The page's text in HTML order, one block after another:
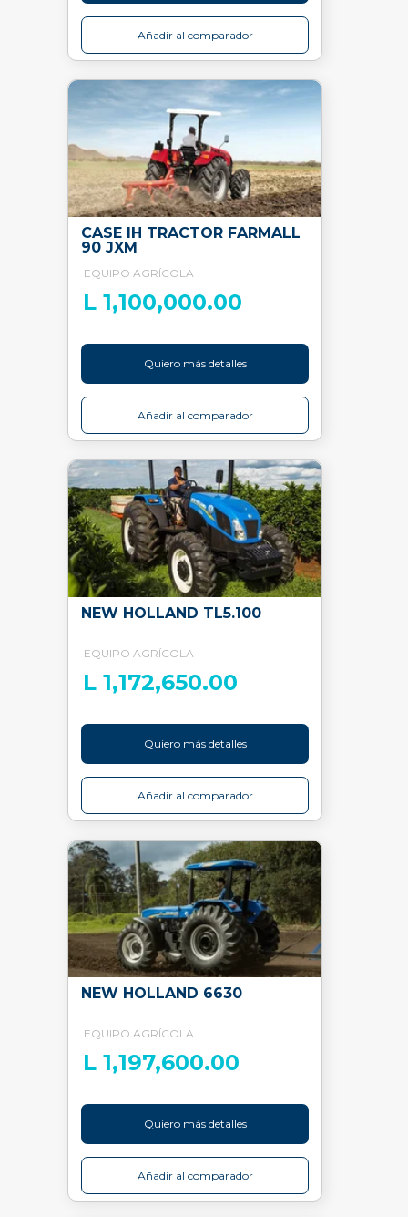
Añadir al comparador
CASE IH TRACTOR FARMALL
90 JXM
EQUIPO AGRÍCOLA
L 1,100,000.00
Quiero más detalles
Añadir al comparador
NEW HOLLAND TL5.100
EQUIPO AGRÍCOLA
L 1,172,650.00
Quiero más detalles
Añadir al comparador
NEW HOLLAND 6630
EQUIPO AGRÍCOLA
L 1,197,600.00
Quiero más detalles
Añadir al comparador